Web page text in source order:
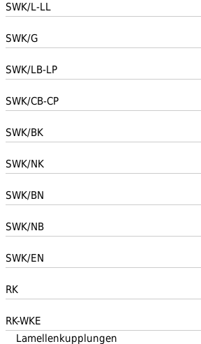
SWK/L-LL
SWK/G
SWK/LB-LP
SWK/CB-CP
SWK/BK
SWK/NK
SWK/BN
SWK/NB
SWK/EN
RK
RK-WKE
Lamellenkupplungen